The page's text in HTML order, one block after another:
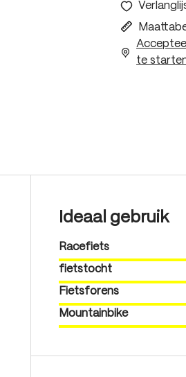
te
Ideaal gebruik
Racefiets
fietstocht
Fietsforens
Mountainbike